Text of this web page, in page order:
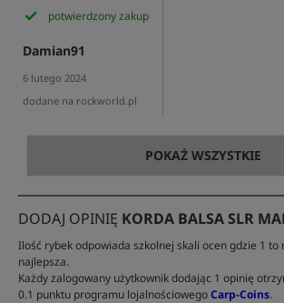
potwierdzony zakup
Damian91
6 lutego 2024
dodane na rockworld.pl
POKAŻ WSZYSTKIE
DODAJ OPINIĘ KORDA BALSA SLR
Ilość rybek odpowiada szkolnej skali ocen gdzie 1 to
najlepsza.
Każdy zalogowany użytkownik dodając 1 opinię
0.1 punktu programu lojalnościowegoCarp-Coins.